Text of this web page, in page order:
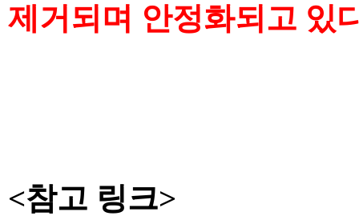
제거되며 안정화되고 있
<참고 링크>